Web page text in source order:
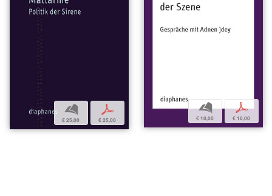
b
€ 25,00
p
€ 25,00
b
€ 18,00
p
€ 18,00